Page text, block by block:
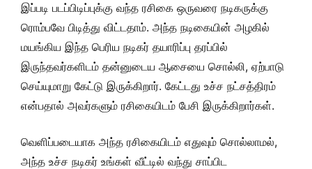
இப்படி படப்பிடிப்புக்கு வந்த ரசிகை ஒருவரை நடிகருக்கு
ரொம்பவே பிடித்து விட்டதாம். அந்த நடிகையின் அழகில்
மயங்கிய இந்த பெரிய நடிகர் தயாரிப்பு தரப்பில்
இருந்தவர்களிடம் தன்னுடைய ஆசையை சொல்லி, ஏற்பாடு
செய்யுமாறு கேட்டு இருக்கிறார். கேட்டது உச்ச நட்சத்திரம்
என்பதால் அவர்களும் ரசிகையிடம் பேசி இருக்கிறார்கள்.
வெளிப்படையாக அந்த ரசிகையிடம் எதுவும் சொல்லாமல்,
அந்த உச்ச நடிகர் உங்கள் வீட்டில் வந்து சாப்பிட